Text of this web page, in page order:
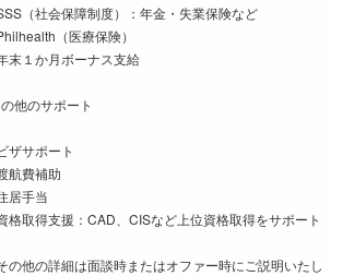
（社会保障制度）：年金・失業保険など
（医療保険）
末１か月ボーナス支給
他のサポート
ザサポート
航費補助
居手当
格取得支援：CAD、CISなど上位資格取得をサポート
の他の詳細は面談時またはオファー時にご説明いたし